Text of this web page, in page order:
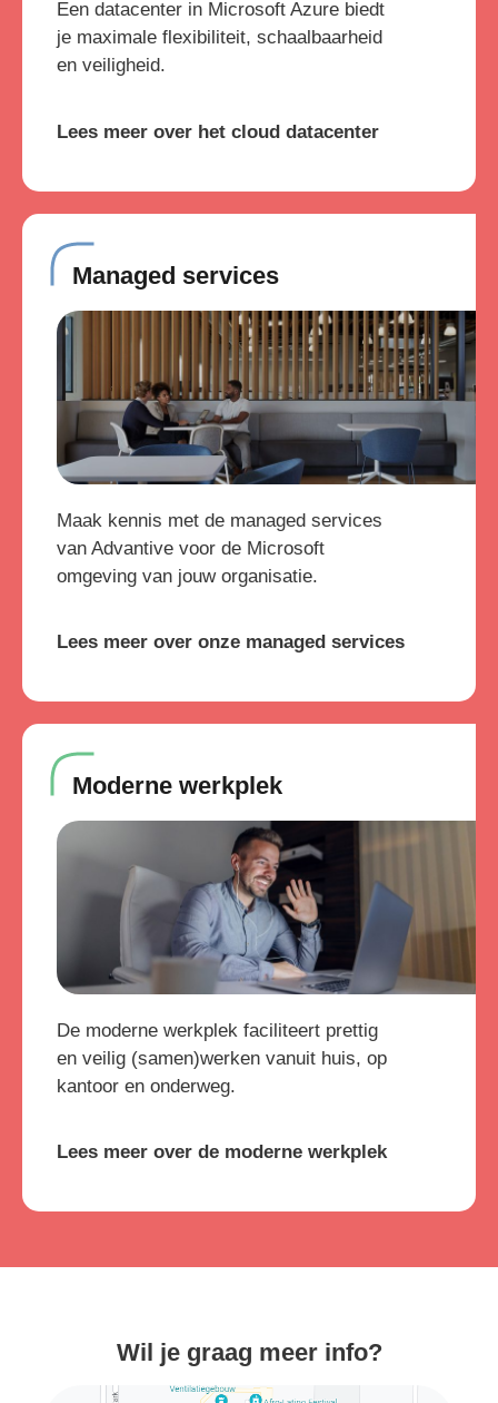
Een datacenter in Microsoft Azure biedt
je maximale flexibiliteit, schaalbaarheid
en veiligheid.
Lees meer over het cloud datacenter
Managed services
Maak kennis met de managed services
van Advantive voor de Microsoft
omgeving van jouw organisatie.
Lees meer over onze managed services
Moderne werkplek
De moderne werkplek faciliteert prettig
en veilig (samen)werken vanuit huis, op
kantoor en onderweg.
Lees meer over de moderne werkplek
Wil je graag meer info?